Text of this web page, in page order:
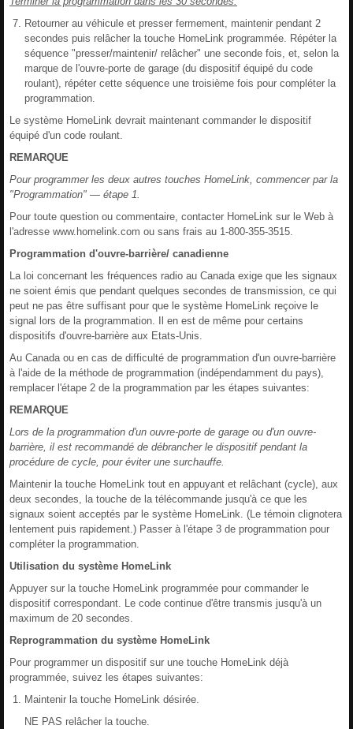
Retourner au véhicule et presser fermement, maintenir pendant 2
secondes puis relâcher la touche HomeLink programmée. Répéter la
séquence "presser/maintenir/ relâcher" une seconde fois, et, selon la
marque de l'ouvre-porte de garage (du dispositif équipé du code
roulant), répéter cette séquence une troisième fois pour compléter la
programmation.
Le système HomeLink devrait maintenant commander le dispositif
équipé d'un code roulant.
REMARQUE
Pour programmer les deux autres touches HomeLink, commencer par la
"Programmation" ― étape 1.
Pour toute question ou commentaire, contacter HomeLink sur le Web à
l'adresse www.homelink.com ou sans frais au 1-800-355-3515.
Programmation d'ouvre-barrière/ canadienne
La loi concernant les fréquences radio au Canada exige que les signaux
ne soient émis que pendant quelques secondes de transmission, ce qui
peut ne pas être suffisant pour que le système HomeLink reçoive le
signal lors de la programmation. Il en est de même pour certains
dispositifs d'ouvre-barrière aux Etats-Unis.
Au Canada ou en cas de difficulté de programmation d'un ouvre-barrière
à l'aide de la méthode de programmation (indépendamment du pays),
remplacer l'étape 2 de la programmation par les étapes suivantes:
REMARQUE
Lors de la programmation d'un ouvre-porte de garage ou d'un ouvre-
barrière, il est recommandé de débrancher le dispositif pendant la
procédure de cycle, pour éviter une surchauffe.
Maintenir la touche HomeLink tout en appuyant et relâchant (cycle), aux
deux secondes, la touche de la télécommande jusqu'à ce que les
signaux soient acceptés par le système HomeLink. (Le témoin clignotera
lentement puis rapidement.) Passer à l'étape 3 de programmation pour
compléter la programmation.
Utilisation du système HomeLink
Appuyer sur la touche HomeLink programmée pour commander le
dispositif correspondant. Le code continue d'être transmis jusqu'à un
maximum de 20 secondes.
Reprogrammation du système HomeLink
Pour programmer un dispositif sur une touche HomeLink déjà
programmée, suivez les étapes suivantes:
Maintenir la touche HomeLink désirée.
NE PAS relâcher la touche.